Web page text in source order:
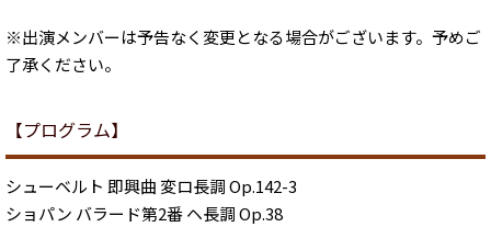
※出演メンバーは予告なく変更となる場合がございます。予めご
了承ください。
【プログラム】
シューベルト 即興曲 変ロ長調 Op.142-3
ショパン バラード第2番 ヘ長調 Op.38